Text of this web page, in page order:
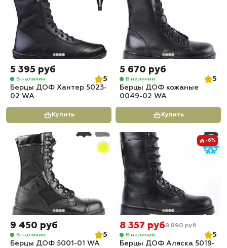
5 395 руб
В наличии
5
Берцы ДОФ Хантер 5023-
02 WA
Купить
5 670 руб
В наличии
5
Берцы ДОФ кожаные
0049-02 WA
Купить
9 450 руб
В наличии
5
Берцы ДОФ 5001-01 WA
-6%
8 357 руб8 890 руб
В наличии
5
Берцы ДОФ Аляска 5019-